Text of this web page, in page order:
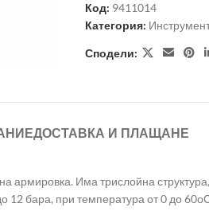
Код: 9411014
Категория:
Сподели:
ДОСТАВКА И ПЛАЩАНЕ
армировка. Има трислойна
12 бара, при температура от 0 до